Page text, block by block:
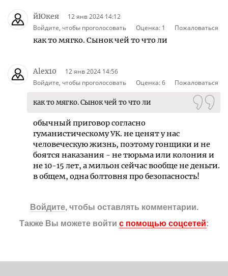
йЮкея
12 янв 2024 14:12
Войдите, чтобы проголосовать
Оценка: 1 Пожаловаться
как то мягко. Сынок чей то что ли
Alex10
12 янв 2024 14:56
Войдите, чтобы проголосовать
Оценка:6 Пожаловаться
как то мягко. Сынок чей то что ли
обычный приговор согласно
гуманистическому УК. не ценят у нас
человеческую жизнь, поэтому гонщики и не
боятся наказания - не тюрьма или колония и
не 10-15 лет, а мильон сейчас вообще не деньги.
в общем, одна болтовня про безопасность!
Войдите, чтобы оставлять комментарии.
Также Вы можете войти с помощью соцсетей: